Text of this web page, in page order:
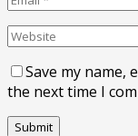
Save my name,
the next time I